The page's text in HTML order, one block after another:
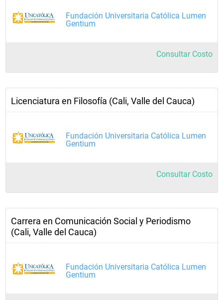
Fundación Universitaria Católica Lumen
Gentium
Consultar Costo
Licenciatura en Filosofía (Cali, Valle del Cauca)
Fundación Universitaria Católica Lumen
Gentium
Consultar Costo
Carrera en Comunicación Social y Periodismo
(Cali, Valle del Cauca)
Fundación Universitaria Católica Lumen
Gentium